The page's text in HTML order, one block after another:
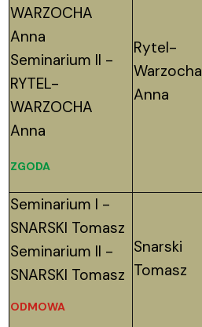
WARZOCHA
Anna
Seminarium II -
RYTEL-
WARZOCHA
Anna
ZGODA
Rytel-
Warzocha
Anna
Seminarium I -
SNARSKI Tomasz
Seminarium II -
SNARSKI Tomasz
ODMOWA
Snarski
Tomasz